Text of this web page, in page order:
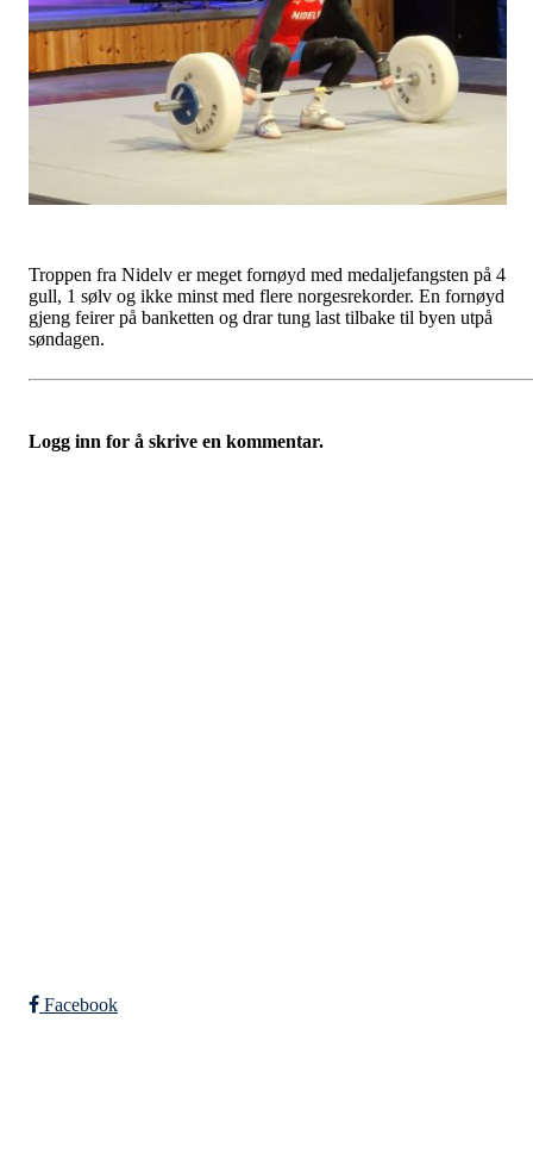
Troppen fra Nidelv er meget fornøyd med medaljefangsten på 4
gull, 1 sølv og ikke minst med flere norgesrekorder. En fornøyd
gjeng feirer på banketten og drar tung last tilbake til byen utpå
søndagen.
Logg inn for å skrive en kommentar.
Facebook